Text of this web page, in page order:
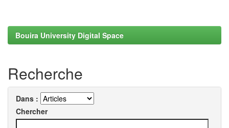
Bouira University Digital Space
Recherche
Dans :
Chercher